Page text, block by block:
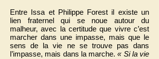
Entre Issa et Philippe Forest il existe un
lien fraternel qui se noue autour du
malheur, avec la certitude que vivre c’est
marcher dans une impasse, mais que le
sens de la vie ne se trouve pas dans
l’impasse, mais dans la marche.« Si la vie